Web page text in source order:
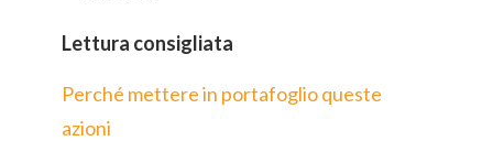
Lettura consigliata
Perché mettere in portafoglio queste
azioni